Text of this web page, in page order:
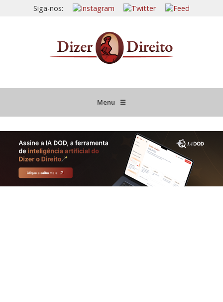
Siga-nos:
Menu ☰
JURISPRUDÊNCIA COMENTADA
INFORMATIVOS COMENTADOS